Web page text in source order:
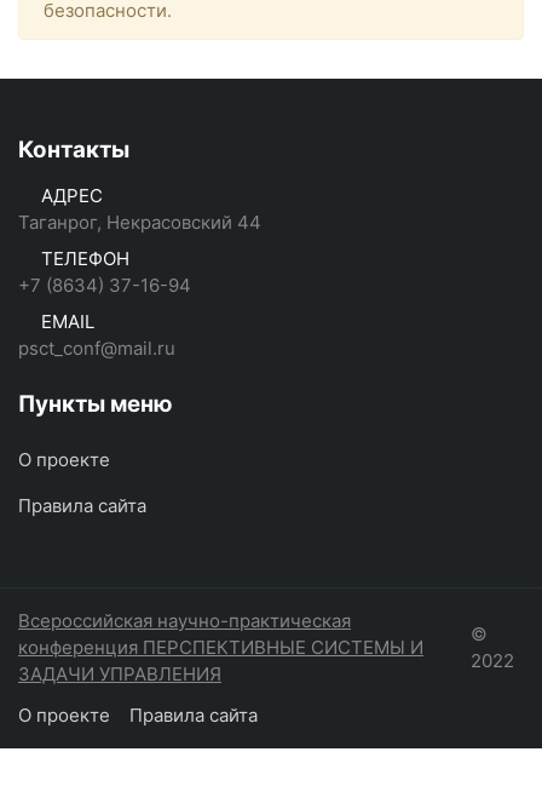
безопасности.
Контакты
АДРЕС
Таганрог, Некрасовский 44
ТЕЛЕФОН
+7 (8634) 37-16-94
EMAIL
psct_conf@mail.ru
Пункты меню
О проекте
Правила сайта
Всероссийская научно-практическая
конференция ПЕРСПЕКТИВНЫЕ СИСТЕМЫ И
ЗАДАЧИ УПРАВЛЕНИЯ
©
2022
О проекте Правила сайта